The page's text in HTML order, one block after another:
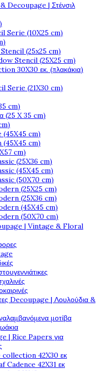
Decoupage | Στένσιλ
Serie (10X25 cm)
(25x25 cm)
Stencil (25X25 cm)
30X30 εκ. (πλακάκια)
Serie (21X30 cm)
cm)
(25 X 35 cm)
cm)
cm)
cm)
(25X36 cm)
(45X45 cm)
(50X70 cm)
(25X25 cm)
(25X36 cm)
(45X45 cm)
(50X70 cm)
| Vintage & Floral
Decoupage | Λουλούδια &
μοτίβα
| Rice Papers για
collection 42X30 εκ
Cadence 42X31 εκ